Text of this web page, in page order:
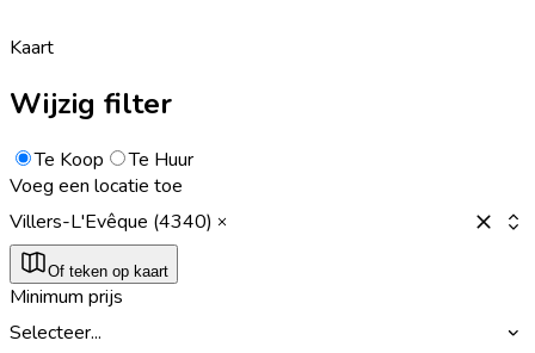
Kaart
Wijzig filter
Te Koop
Te Huur
Voeg een locatie toe
Villers-L'Evêque (4340)
Of teken op kaart
Minimum prijs
Selecteer...